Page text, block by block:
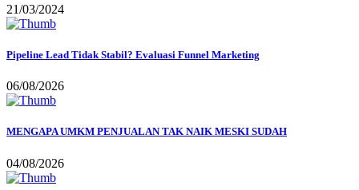
21/03/2024
Pipeline Lead Tidak Stabil? Evaluasi Funnel Marketing
06/08/2026
MENGAPA UMKM PENJUALAN TAK NAIK MESKI SUDAH
04/08/2026